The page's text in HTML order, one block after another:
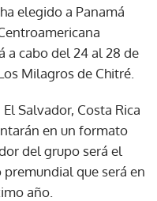
elegido a Panamá
a cabo del 24 al 28 de
Milagros de Chitré.
Salvador, Costa Rica
en un formato
del grupo será el
que será en
año.